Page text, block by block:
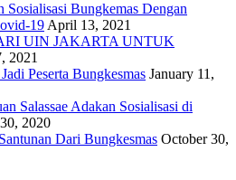
Bungkemas Dengan
19 April 13, 2021
UIN JAKARTA UNTUK
2021
Peserta Bungkesmas January 11,
Salassae Adakan Sosialisasi di
2020
Dari Bungkesmas October 30,